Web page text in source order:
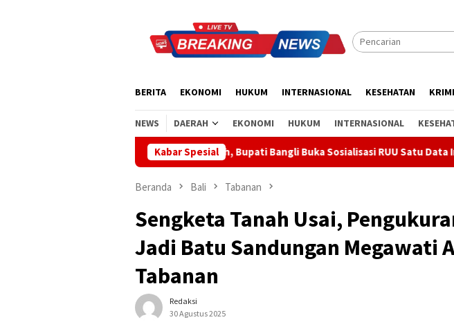
BERITA EKONOMI HUKUM INTERNASIONAL KESEHATAN
NEWS DAERAH EKONOMI HUKUM INTERNASIONAL
Kabar Spesial
Pusat-Daerah, Bupati Bangli Buka Sosialisasi RUU Satu Data Indonesia Wabup
Beranda Bali Tabanan
Sengketa Tanah Usai,
Jadi Batu Sandungan Megawati
Tabanan
Redaksi
30 Agustus 2025